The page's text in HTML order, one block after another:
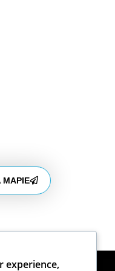
MAPIE
experience,